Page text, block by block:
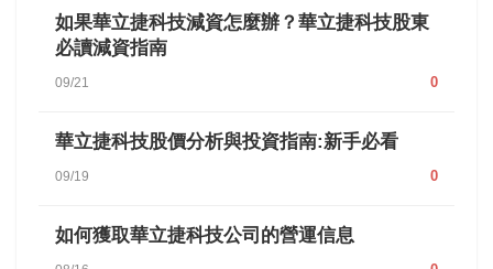
如果華立捷科技減資怎麼辦？華立捷科技股東
必讀減資指南
09/21 0
華立捷科技股價分析與投資指南:新手必看
09/19 0
如何獲取華立捷科技公司的營運信息